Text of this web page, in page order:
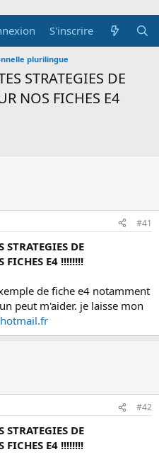
S'inscrire
plurilingue
STRATEGIES DE
NOS FICHES E4
#41
STRATEGIES DE
E4 !!!!!!!!
de fiche e4 notamment
peut m'aider. je laisse mon
#42
STRATEGIES DE
E4 !!!!!!!!